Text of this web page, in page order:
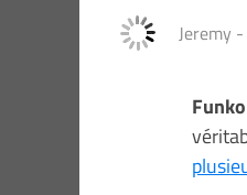
Jeremy -
Funko